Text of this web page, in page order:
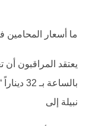
ما أسعار المحامين
يعتقد المراقبون
نبيلة إلى